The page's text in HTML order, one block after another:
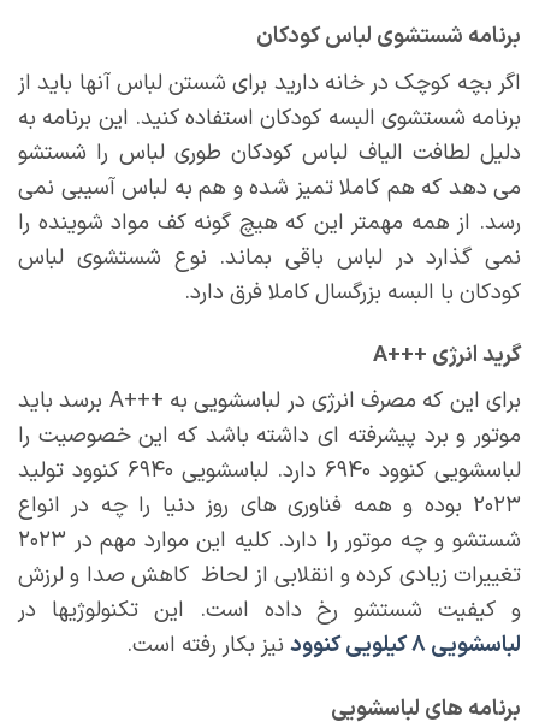
برنامه شستشوی لباس کودکان
اگر بچه کوچک در خانه دارید برای شستن لباس آنها باید از
برنامه شستشوی البسه کودکان استفاده کنید. این برنامه به
دلیل لطافت الیاف لباس کودکان طوری لباس را شستشو
می دهد که هم کاملا تمیز شده و هم به لباس آسیبی نمی
رسد. از همه مهمتر این که هیچ گونه کف مواد شوینده را
نمی گذارد در لباس باقی بماند. نوع شستشوی لباس
کودکان با البسه بزرگسال کاملا فرق دارد.
گرید انرژی +++A
برای این که مصرف انرژی در لباسشویی به +++A برسد باید
موتور و برد پیشرفته ای داشته باشد که این خصوصیت را
لباسشویی کنوود ۶۹۴۰ دارد. لباسشویی ۶۹۴۰ کنوود تولید
۲۰۲۳ بوده و همه فناوری های روز دنیا را چه در انواع
شستشو و چه موتور را دارد. کلیه این موارد مهم در ۲۰۲۳
تغییرات زیادی کرده و انقلابی از لحاظ کاهش صدا و لرزش
و کیفیت شستشو رخ داده است. این تکنولوژیها در
لباسشویی ۸ کیلویی کنوود
نیز بکار رفته است.
برنامه های لباسشویی